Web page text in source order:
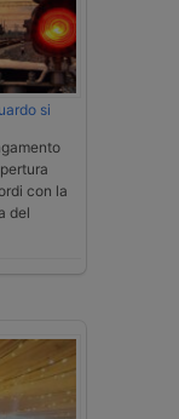
si
con la
del